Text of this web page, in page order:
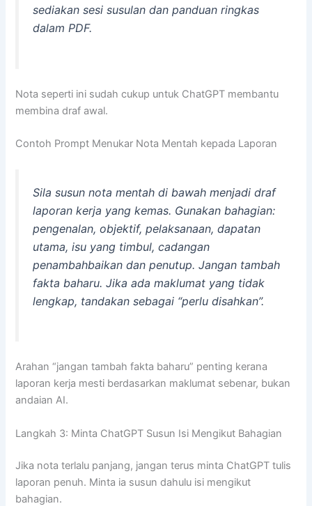
sediakan sesi susulan dan panduan ringkas
dalam PDF.
Nota seperti ini sudah cukup untuk ChatGPT membantu
membina draf awal.
Contoh Prompt Menukar Nota Mentah kepada Laporan
Sila susun nota mentah di bawah menjadi draf
laporan kerja yang kemas. Gunakan bahagian:
pengenalan, objektif, pelaksanaan, dapatan
utama, isu yang timbul, cadangan
penambahbaikan dan penutup. Jangan tambah
fakta baharu. Jika ada maklumat yang tidak
lengkap, tandakan sebagai “perlu disahkan”.
Arahan “jangan tambah fakta baharu” penting kerana
laporan kerja mesti berdasarkan maklumat sebenar, bukan
andaian AI.
Langkah 3: Minta ChatGPT Susun Isi Mengikut Bahagian
Jika nota terlalu panjang, jangan terus minta ChatGPT tulis
laporan penuh. Minta ia susun dahulu isi mengikut
bahagian.